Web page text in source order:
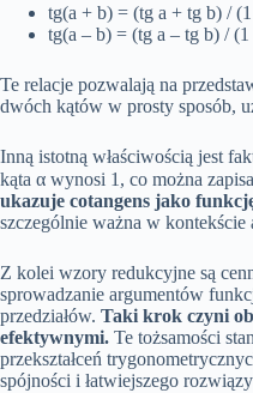
tg(a + b) = (tg a + tg b) /
tg(a – b) = (tg a – tg b) /
Te relacje pozwalają na
dwóch kątów w prosty sposób,
Inną istotną właściwością jest
kąta α wynosi 1, co można
ukazuje cotangens jako
szczególnie ważna w
Z kolei wzory redukcyjne są
sprowadzanie argumentów
przedziałów. Taki krok czyni
efektywnymi. Te tożsamości
przekształceń
spójności i łatwiejszego